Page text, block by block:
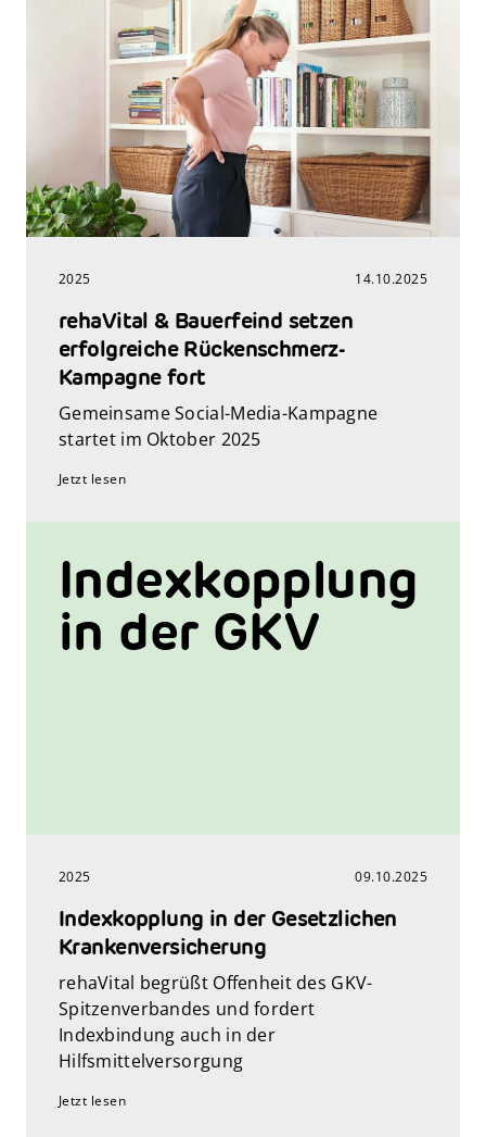
2025 14.10.2025
rehaVital & Bauerfeind setzen
erfolgreiche Rückenschmerz-
Kampagne fort
Gemeinsame Social-Media-Kampagne
startet im Oktober 2025
Jetzt lesen
Indexkopplung
in der GKV
2025 09.10.2025
Indexkopplung in der Gesetzlichen
Krankenversicherung
rehaVital begrüßt Offenheit des GKV-
Spitzenverbandes und fordert
Indexbindung auch in der
Hilfsmittelversorgung
Jetzt lesen